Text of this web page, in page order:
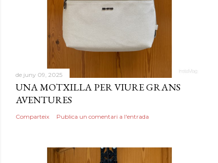
de juny 09, 2025
UNA MOTXILLA PER VIURE GRANS
AVENTURES
Comparteix Publica un comentari a l'entrada